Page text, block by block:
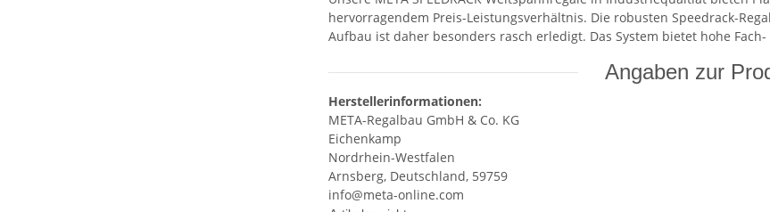
hervorragendem Preis-Leistungsverhältnis. Die robusten Speedrack-
Aufbau ist daher besonders rasch erledigt. Das System bietet hohe
Angaben zur
Herstellerinformationen:
META-Regalbau GmbH & Co. KG
Eichenkamp
Nordrhein-Westfalen
Arnsberg, Deutschland, 59759
info@meta-online.com